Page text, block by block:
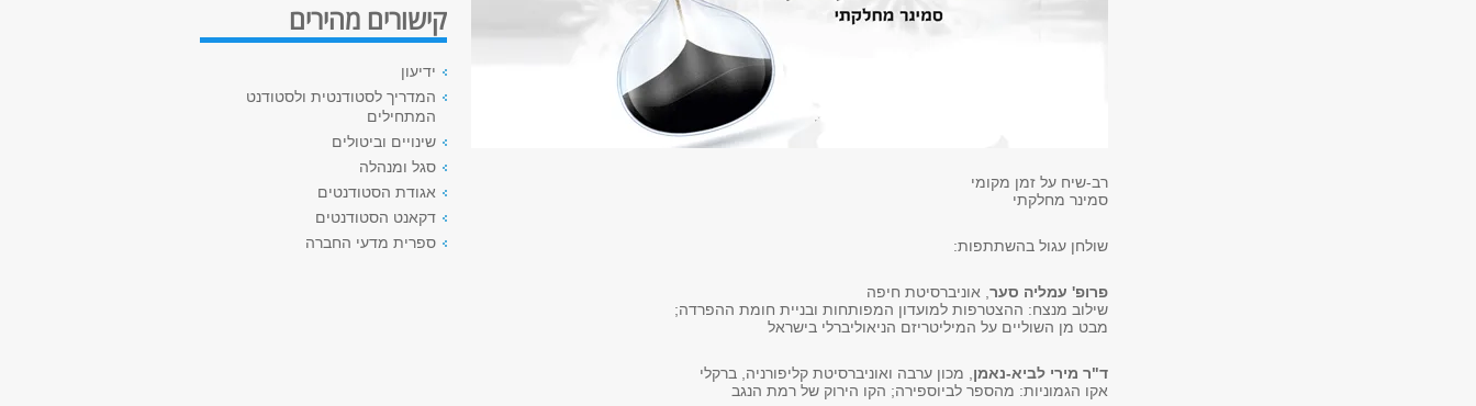
רב-שיח על זמן מקומי
סמינר מחלקתי
שולחן עגול בהשתתפות:
פרופ' עמליה סער , אוניברסיטת חיפה
שילוב מנצח: ההצטרפות למועדון המפותחות ובניית חומת ההפרדה;
מבט מן השוליים על המיליטריזם הניאוליברלי בישראל
ד"ר מירי לביא-נאמן , מכון ערבה ואוניברסיטת קליפורניה, ברקלי
אקו הגמוניות: מהספר לביוספירה; הקו הירוק של רמת הנגב
קישורים מהירים
ידיעון
המדריך לסטודנטית ולסטודנט
המתחילים
שינויים וביטולים
סגל ומנהלה
אגודת הסטודנטים
דקאנט הסטודנטים
ספרית מדעי החברה